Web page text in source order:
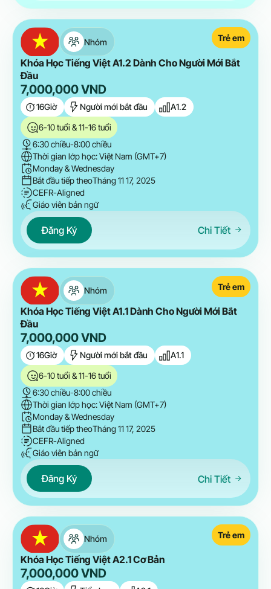
Nhóm
Khóa Học Tiếng Việt A1.2 Dành Cho Người Mới Bắt
Đầu
7,000,000VND
16Giờ Người mới bắt đầu A1.2
Trẻ em
6-10 tuổi & 11-16 tuổi
6:30 chiều-8:00 chiều
Thời gian lớp học: Việt Nam (GMT+7)
Monday & Wednesday
Bắt đầu tiếp theoTháng 11 17, 2025
CEFR-Aligned
Giáo viên bản ngữ
Đăng Ký Chi Tiết
Nhóm
Khóa Học Tiếng Việt A1.1 Dành Cho Người Mới Bắt
Đầu
7,000,000VND
16Giờ Người mới bắt đầu A1.1
Trẻ em
6-10 tuổi & 11-16 tuổi
6:30 chiều-8:00 chiều
Thời gian lớp học: Việt Nam (GMT+7)
Monday & Wednesday
Bắt đầu tiếp theoTháng 11 17, 2025
CEFR-Aligned
Giáo viên bản ngữ
Đăng Ký Chi Tiết
Nhóm
Khóa Học Tiếng Việt A2.1 Cơ Bản
7,000,000VND
Trẻ em